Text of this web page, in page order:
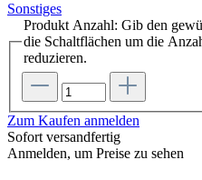
Sonstiges
Produkt Anzahl: Gib den
die Schaltflächen um die
reduzieren.
Zum Kaufen anmelden
Sofort versandfertig
Anmelden, um Preise zu sehen